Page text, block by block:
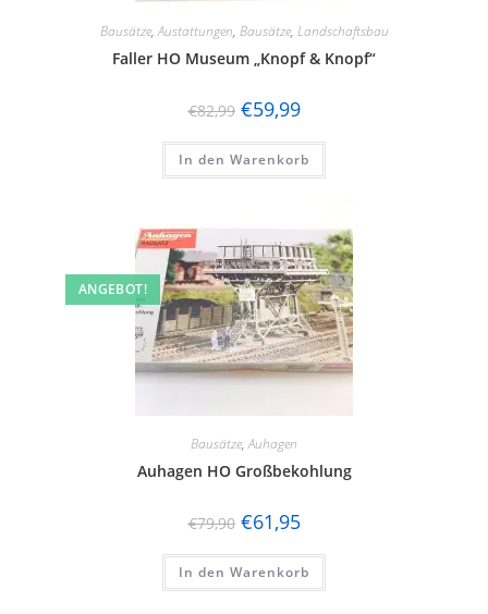
Bausätze,Austattungen, Bausätze, Landschaftsbau
Faller HO Museum „Knopf & Knopf“
€82,99 €59,99
In den Warenkorb
ANGEBOT!
Bausätze,Auhagen
Auhagen HO Großbekohlung
€79,90 €61,95
In den Warenkorb